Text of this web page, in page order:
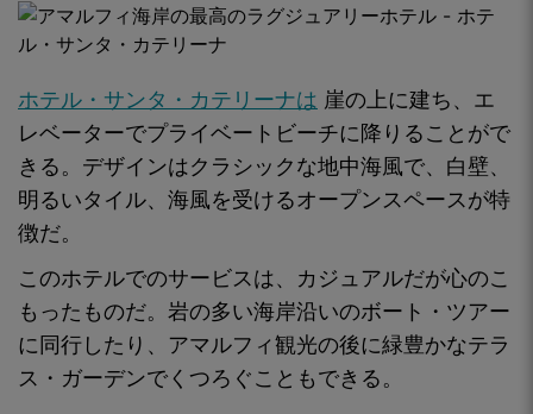
ホテル・サンタ・カテリーナは 崖の上に建ち、エ
レベーターでプライベートビーチに降りることがで
きる。デザインはクラシックな地中海風で、白壁、
明るいタイル、海風を受けるオープンスペースが特
徴だ。
このホテルでのサービスは、カジュアルだが心のこ
もったものだ。岩の多い海岸沿いのボート・ツアー
に同行したり、アマルフィ観光の後に緑豊かなテラ
ス・ガーデンでくつろぐこともできる。